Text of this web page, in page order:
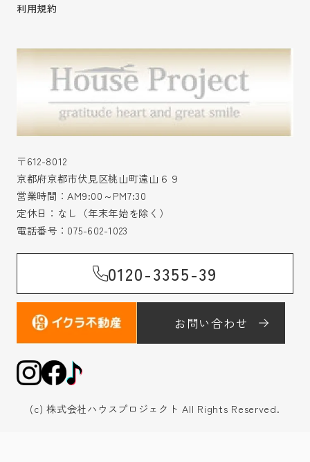
利用規約
〒612-8012
京都府京都市伏見区桃山町遠山６９
営業時間：AM9:00～PM7:30
定休日：なし（年末年始を除く）
電話番号： 075-602-1023
0120-3355-39
お問い合わせ
(c) 株式会社ハウスプロジェクト All Rights Reserved.